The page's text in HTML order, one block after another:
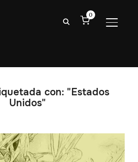
0
con: "Estados
Unidos"